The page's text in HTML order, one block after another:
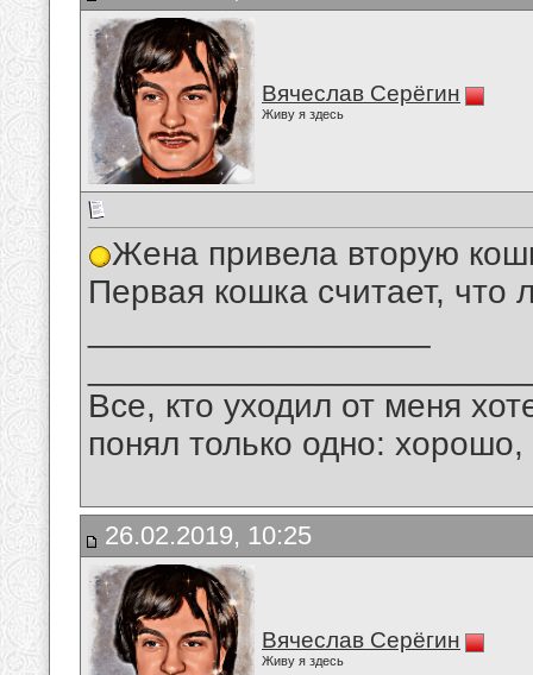
Вячеслав Серёгин
Живу я здесь
Жена привела вторую
Первая кошка считает,
Все, кто уходил от меня
понял только одно:
26.02.2019, 10:25
Вячеслав Серёгин
Живу я здесь